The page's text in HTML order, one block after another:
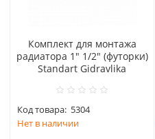
Комплект для монтажа
радиатора 1" 1/2" (футорки)
Standart Gidravlika
Код товара: 5304
Нет в наличии